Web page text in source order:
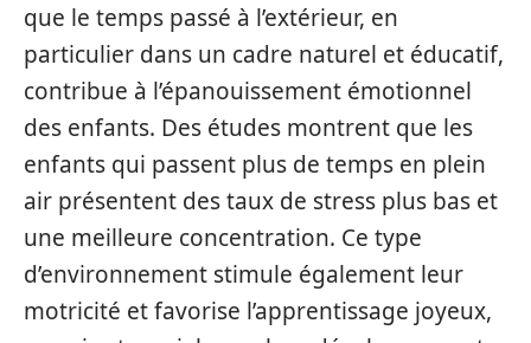
que le temps passé à l’extérieur, en
particulier dans un cadre naturel et éducatif,
contribue à l’épanouissement émotionnel
des enfants. Des études montrent que les
enfants qui passent plus de temps en plein
air présentent des taux de stress plus bas et
une meilleure concentration. Ce type
d’environnement stimule également leur
motricité et favorise l’apprentissage joyeux,